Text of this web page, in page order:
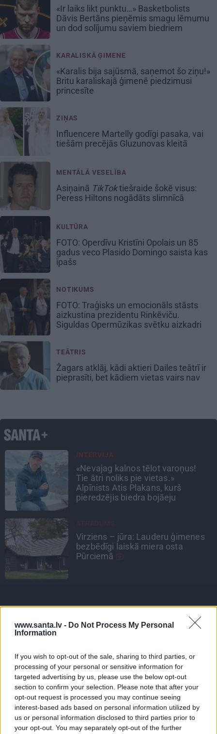
www.santa.lv - Do Not Process My Personal
Information
If you wish to opt-out of the sale, sharing to third parties, or
processing of your personal or sensitive information for
targeted advertising by us, please use the below opt-out
section to confirm your selection. Please note that after your
opt-out request is processed you may continue seeing
interest-based ads based on personal information utilized by
us or personal information disclosed to third parties prior to
your opt-out. You may separately opt-out of the further
«Ir laiks likt punktu…» Basketbolists
Dāvis Bertāns pieņēmis smagu lēmumu
un dod solījumu saviem biedriem
KARALISKĀ ĢIMENE
«Karalis bija sajūsmā, saņemot šo ziņu!»
Britu karaliskajā ģimenē piedzimusi
princesīte
ZIŅAS
Influencere Martelly godīgi pasaka, vai
tiešām precējās Gluzunovas kleitā
MENTĀLĀ VESELĪBA
Asiņainā TikToktiešraide šokē visus:
Peress Hiltons nogādāts slimnīcā
KULTŪRA
FOTO: Operdīvu Kristīni Opolais un 85
gadus veco Plasido Domingo saista kas
īpašs
NOTIKUMS
FOTO: Traģisks un emocionāls stāsts
aizkustina prezidentu Rinkēviču.
Siguldas Opermūzikas svētku aizkadri
TEĀTRIS
Žagars atklāj, kādi aktieri Dailes teātrī ir
pieprasīti, bet kādiem vietas vairs nav
DZĪVESSTĀSTS
Stāsts, kas pārspēj kino
scenārijus: Kā Liepājas zēns Volfs
Ruvinskis kļuva par Meksikas
superzvaigzni
Draudzeņu ceļojums bez
drāmām: noderīgi padomi
plānošanai un 16 galamērķu
Mūsdienu epidēmija –
platonisks glāsts reizēm ir
IEVA
IEVA VIRTUVĒ